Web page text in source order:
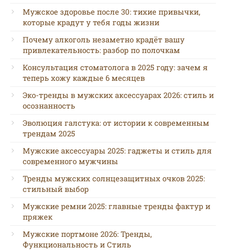
Мужское здоровье после 30: тихие привычки,
которые крадут у тебя годы жизни
Почему алкоголь незаметно крадёт вашу
привлекательность: разбор по полочкам
Консультация стоматолога в 2025 году: зачем я
теперь хожу каждые 6 месяцев
Эко-тренды в мужских аксессуарах 2026: стиль и
осознанность
Эволюция галстука: от истории к современным
трендам 2025
Мужские аксессуары 2025: гаджеты и стиль для
современного мужчины
Тренды мужских солнцезащитных очков 2025:
стильный выбор
Мужские ремни 2025: главные тренды фактур и
пряжек
Мужские портмоне 2026: Тренды,
Функциональность и Стиль